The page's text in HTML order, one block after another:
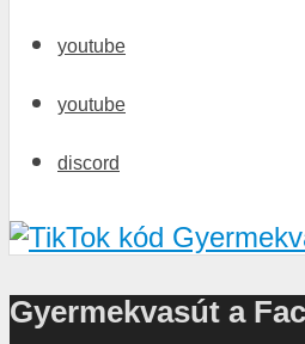
youtube
youtube
discord
Gyermekvasút a